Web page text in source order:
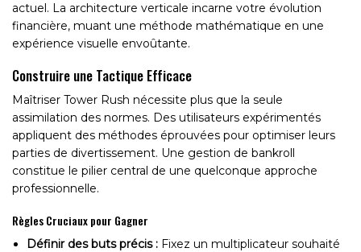
actuel. La architecture verticale incarne votre évolution
financière, muant une méthode mathématique en une
expérience visuelle envoûtante.
Construire une Tactique Efficace
Maîtriser Tower Rush nécessite plus que la seule
assimilation des normes. Des utilisateurs expérimentés
appliquent des méthodes éprouvées pour optimiser leurs
parties de divertissement. Une gestion de bankroll
constitue le pilier central de une quelconque approche
professionnelle.
Règles Cruciaux pour Gagner
Définir des buts précis : Fixez un multiplicateur souhaité